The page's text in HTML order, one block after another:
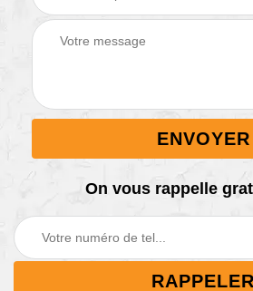
On vous rappelle